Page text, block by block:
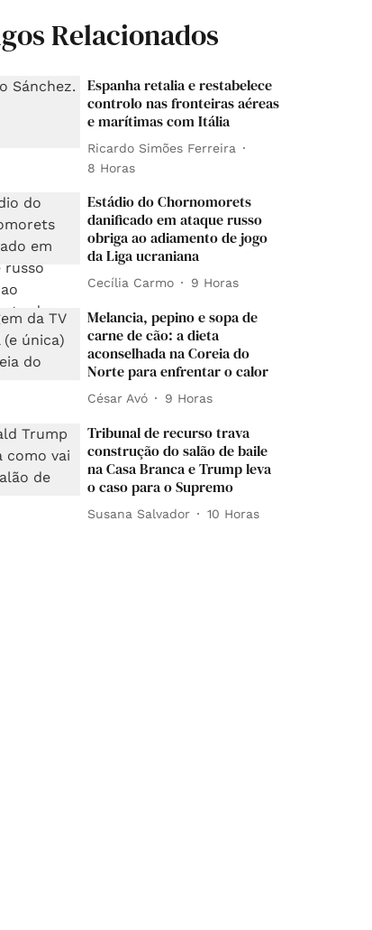
Relacionados
Espanha retalia e restabelece
controlo nas fronteiras aéreas
e marítimas com Itália
Ricardo Simões Ferreira
8 Horas
Estádio do Chornomorets
danificado em ataque russo
obriga ao adiamento de jogo
da Liga ucraniana
Cecília Carmo 9 Horas
Melancia, pepino e sopa de
carne de cão: a dieta
aconselhada na Coreia do
Norte para enfrentar o calor
César Avó 9 Horas
Tribunal de recurso trava
construção do salão de baile
na Casa Branca e Trump leva
o caso para o Supremo
Susana Salvador 10 Horas